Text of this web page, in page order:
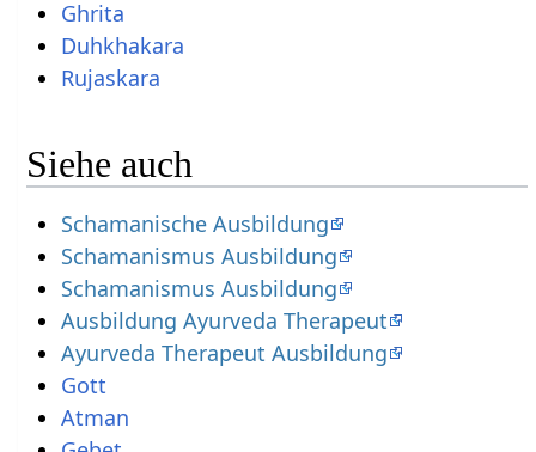
Ghrita
Duhkhakara
Rujaskara
Siehe auch
Schamanische Ausbildung
Schamanismus Ausbildung
Schamanismus Ausbildung
Ausbildung Ayurveda Therapeut
Ayurveda Therapeut Ausbildung
Gott
Atman